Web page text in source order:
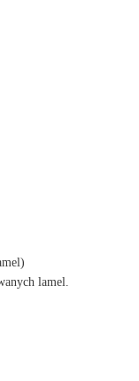
lamel.